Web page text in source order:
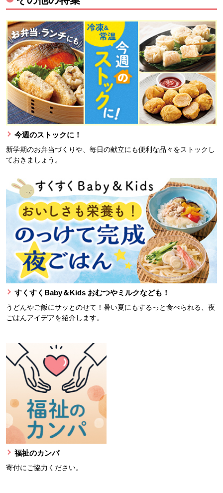
今週のストックに！
新学期のお弁当づくりや、毎日の献立にも便利な品々をストックし
ておきましょう。
すくすくBaby＆Kids おむつやミルクなども！
うどんやご飯にサッとのせて！暑い夏にもするっと食べられる、夜
ごはんアイデアを紹介します。
福祉のカンパ
寄付にご協力ください。